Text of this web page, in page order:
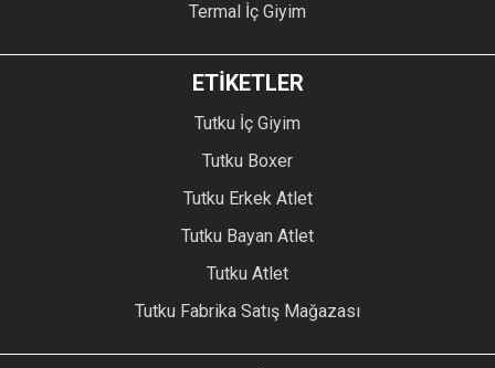
Termal İç Giyim
ETİKETLER
Tutku İç Giyim
Tutku Boxer
Tutku Erkek Atlet
Tutku Bayan Atlet
Tutku Atlet
Tutku Fabrika Satış Mağazası